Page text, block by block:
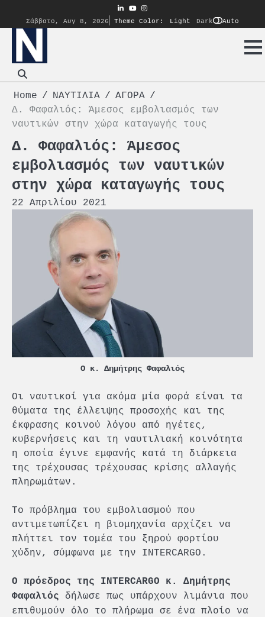
content
linkedin
youtube
instagram
Σάββατο, Αυγ 8, 2026
Theme Color: Light Dark Auto
Home ΝΑΥΤΙΛΙΑ
ΑΓΟΡΑ
Δ. Φαφαλιός: Άμεσος εμβολιασμός των
ναυτικών στην χώρα καταγωγής τους
Δ. Φαφαλιός: Άμεσος
εμβολιασμός των ναυτικών
στην χώρα καταγωγής τους
22 Απριλίου 2021
Ο κ. Δημήτρης Φαφαλιός
Οι ναυτικοί για ακόμα μία φορά είναι τα
θύματα της έλλειψης προσοχής και της
έκφρασης κοινού λόγου από ηγέτες,
κυβερνήσεις και τη ναυτιλιακή κοινότητα
η οποία έγινε εμφανής κατά τη διάρκεια
της τρέχουσας τρέχουσας κρίσης αλλαγής
πληρωμάτων.
Το πρόβλημα του εμβολιασμού που
αντιμετωπίζει η βιομηχανία αρχίζει να
πλήττει τον τομέα του ξηρού φορτίου
χύδην, σύμφωνα με την INTERCARGO.
Ο πρόεδρος της INTERCARGO κ. Δημήτρης
Φαφαλιός δήλωσε πως υπάρχουν λιμάνια που
επιθυμούν όλο το πλήρωμα σε ένα πλοίο να